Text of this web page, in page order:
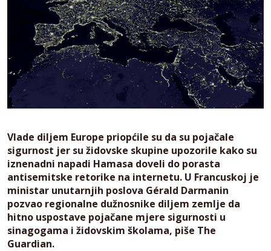
Vlade diljem Europe priopćile su da su pojačale
sigurnost jer su židovske skupine upozorile kako su
iznenadni napadi Hamasa doveli do porasta
antisemitske retorike na internetu. U Francuskoj je
ministar unutarnjih poslova Gérald Darmanin
pozvao regionalne dužnosnike diljem zemlje da
hitno uspostave pojačane mjere sigurnosti u
sinagogama i židovskim školama, piše The
Guardian.